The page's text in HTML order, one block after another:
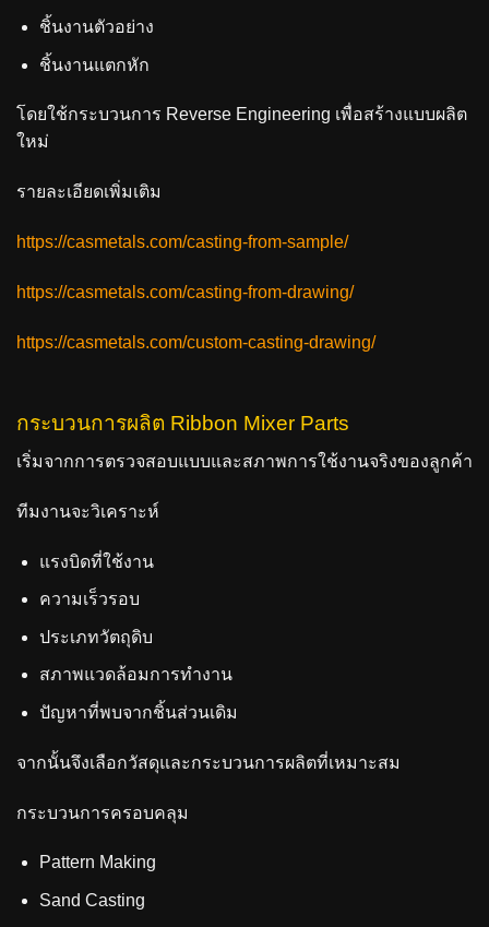
ชิ้นงานตัวอย่าง
ชิ้นงานแตกหัก
โดยใช้กระบวนการ Reverse Engineering เพื่อสร้างแบบผลิต
ใหม่
รายละเอียดเพิ่มเติม
https://casmetals.com/casting-from-sample/
https://casmetals.com/casting-from-drawing/
https://casmetals.com/custom-casting-drawing/
กระบวนการผลิต Ribbon Mixer Parts
เริ่มจากการตรวจสอบแบบและสภาพการใช้งานจริงของลูกค้า
ทีมงานจะวิเคราะห์
แรงบิดที่ใช้งาน
ความเร็วรอบ
ประเภทวัตถุดิบ
สภาพแวดล้อมการทำงาน
ปัญหาที่พบจากชิ้นส่วนเดิม
จากนั้นจึงเลือกวัสดุและกระบวนการผลิตที่เหมาะสม
กระบวนการครอบคลุม
Pattern Making
Sand Casting